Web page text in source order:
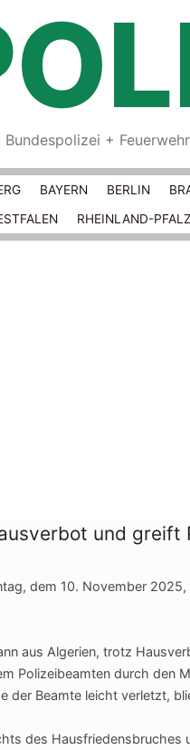
+
BAYERN BERLIN
RHEINLAND-PFALZ
und greift
dem 10. November
aus Algerien, trotz
Polizeibeamten durch den
der Beamte leicht verletzt,
des